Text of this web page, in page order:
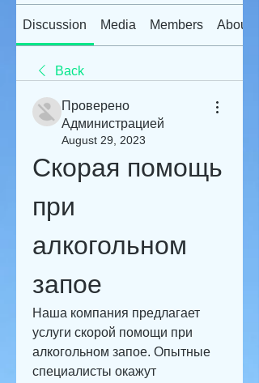
Discussion Media Members About
Back
Проверено
Администрацией
August 29, 2023
Скорая помощь
при
алкогольном
запое
Наша компания предлагает
услуги скорой помощи при
алкогольном запое. Опытные
специалисты окажут